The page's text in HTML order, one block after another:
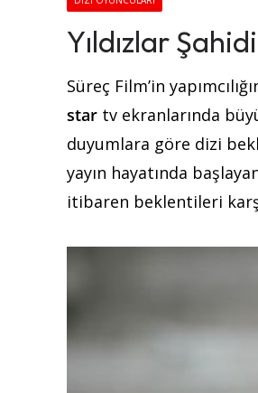
Yıldızlar
Süreç Film’in
star tv ekranlarında
duyumlara göre dizi
yayın hayatında
itibaren beklentileri